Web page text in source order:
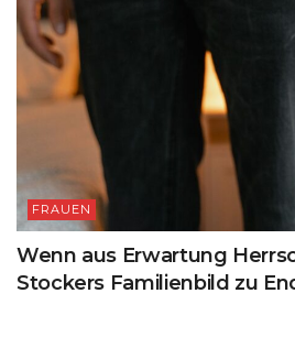
FRAUEN
Wenn aus Erwartung
Stockers Familienbild zu